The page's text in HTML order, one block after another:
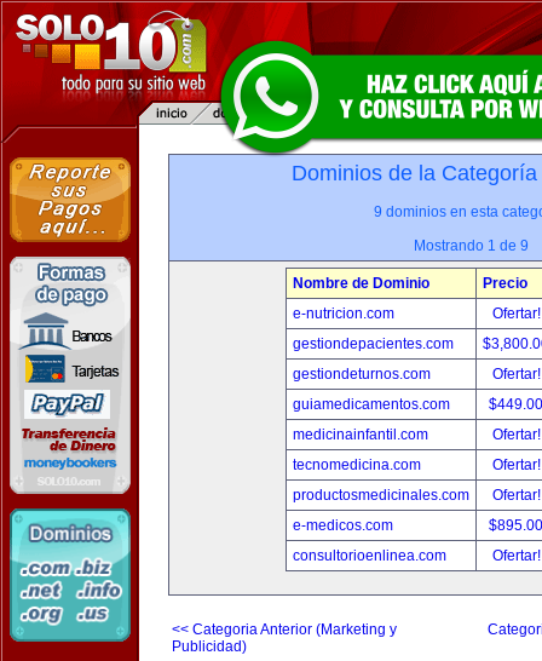
Dominios de la
9 dominios en esta
Mostrando 1 de 9
Nombre de Dominio
Precio
e-nutricion.com
gestiondepacientes.com
gestiondeturnos.com
guiamedicamentos.com
medicinainfantil.com
tecnomedicina.com
productosmedicinales.com
e-medicos.com
consultorioenlinea.com
<< Categoria Anterior (Marketing y
Publicidad)